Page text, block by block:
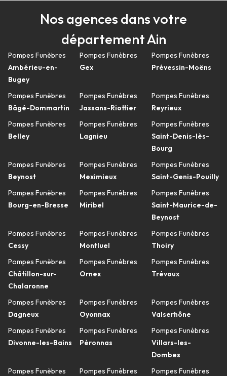
Nos agences dans votre
département Ain
Pompes Funèbres
Ambérieu-en-
Bugey
Pompes Funèbres
Bâgé-Dommartin
Pompes Funèbres
Belley
Pompes Funèbres
Beynost
Pompes Funèbres
Bourg-en-Bresse
Pompes Funèbres
Cessy
Pompes Funèbres
Châtillon-sur-
Chalaronne
Pompes Funèbres
Dagneux
Pompes Funèbres
Divonne-les-Bains
Pompes Funèbres
Pompes Funèbres
Gex
Pompes Funèbres
Jassans-Riottier
Pompes Funèbres
Lagnieu
Pompes Funèbres
Meximieux
Pompes Funèbres
Miribel
Pompes Funèbres
Montluel
Pompes Funèbres
Ornex
Pompes Funèbres
Oyonnax
Pompes Funèbres
Péronnas
Pompes Funèbres
Pompes Funèbres
Prévessin-Moëns
Pompes Funèbres
Reyrieux
Pompes Funèbres
Saint-Denis-lès-
Bourg
Pompes Funèbres
Saint-Genis-Pouilly
Pompes Funèbres
Saint-Maurice-de-
Beynost
Pompes Funèbres
Thoiry
Pompes Funèbres
Trévoux
Pompes Funèbres
Valserhône
Pompes Funèbres
Villars-les-
Dombes
Pompes Funèbres